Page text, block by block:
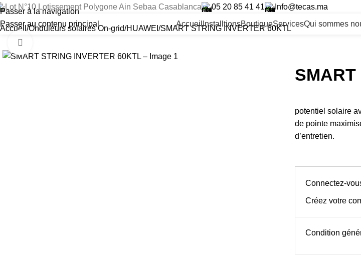
Passer à la navigation
Passer au contenu principal
Lot N°10 Lotissement Polygone Ain Sebaa Casablanca 05 20 85 41 41
Info@tecas.ma
AccueilInstalltionsBoutiqueServicesQui sommes
Accueil Onduleurs solaires On-grid HUAWEI SMART STRING INVERTER 60KTL
SMART
potentiel solaire
de pointe
d’entretien.
Connectez-
Créez votre
Condition